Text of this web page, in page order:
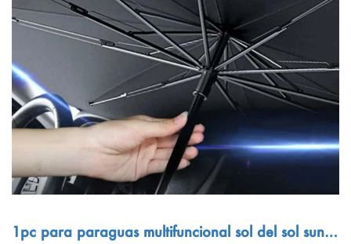
1pc para paraguas multifuncional sol del sol sunsh